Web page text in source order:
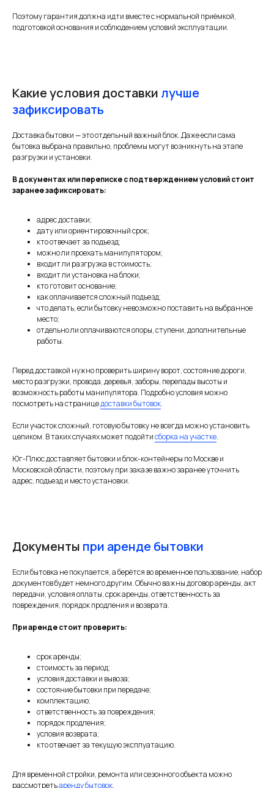
Поэтому гарантия должна идти вместе с нормальной приёмкой,
подготовкой основания и соблюдением условий эксплуатации.
Какие условия доставки лучше
зафиксировать
Доставка бытовки — это отдельный важный блок. Даже если сама
бытовка выбрана правильно, проблемы могут возникнуть на этапе
разгрузки и установки.
В документах или переписке с подтверждением условий стоит
заранее зафиксировать:
адрес доставки;
дату или ориентировочный срок;
кто отвечает за подъезд;
можно ли проехать манипулятором;
входит ли разгрузка в стоимость;
входит ли установка на блоки;
кто готовит основание;
как оплачивается сложный подъезд;
что делать, если бытовку невозможно поставить на выбранное
место;
отдельно ли оплачиваются опоры, ступени, дополнительные
работы.
Перед доставкой нужно проверить ширину ворот, состояние дороги,
место разгрузки, провода, деревья, заборы, перепады высоты и
возможность работы манипулятора. Подробно условия можно
посмотреть на страницедоставки бытовок.
Если участок сложный, готовую бытовку не всегда можно установить
целиком. В таких случаях может подойтисборка на участке.
Юг-Плюс доставляет бытовки и блок-контейнеры по Москве и
Московской области, поэтому при заказе важно заранее уточнить
адрес, подъезд и место установки.
Документы при аренде бытовки
Если бытовка не покупается, а берётся во временное пользование, набор
документов будет немного другим. Обычно важны договор аренды, акт
передачи, условия оплаты, срок аренды, ответственность за
повреждения, порядок продления и возврата.
При аренде стоит проверить:
срок аренды;
стоимость за период;
условия доставки и вывоза;
состояние бытовки при передаче;
комплектацию;
ответственность за повреждения;
порядок продления;
условия возврата;
кто отвечает за текущую эксплуатацию.
Для временной стройки, ремонта или сезонного объекта можно
рассмотретьаренду бытовок.